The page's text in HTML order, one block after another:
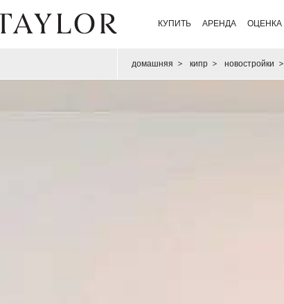
КУПИТЬ АРЕНДА ОЦЕНКА
домашняя > кипр > новостройки >